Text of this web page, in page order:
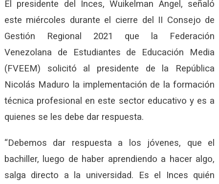
El presidente del Inces, Wuikelman Angel, señaló
este miércoles durante el cierre del II Consejo de
Gestión Regional 2021 que la Federación
Venezolana de Estudiantes de Educación Media
(FVEEM) solicitó al presidente de la República
Nicolás Maduro la implementación de la formación
técnica profesional en este sector educativo y es a
quienes se les debe dar respuesta.
“Debemos dar respuesta a los jóvenes, que el
bachiller, luego de haber aprendiendo a hacer algo,
salga directo a la universidad. Es el Inces quién